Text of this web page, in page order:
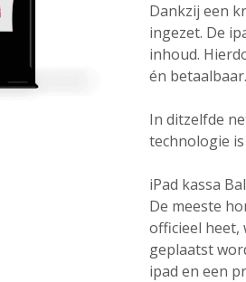
Dankzij een
ingezet. De
inhoud.
én betaalbaar.
In ditzelfde
technologie
iPad kassa
De meeste
officieel heet,
geplaatst
ipad en een